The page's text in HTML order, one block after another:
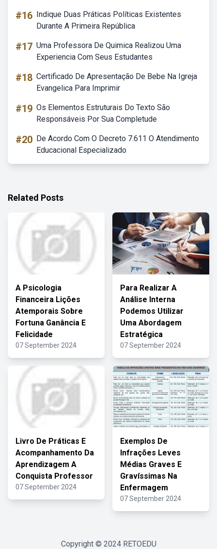
#16 Indique Duas Práticas Políticas Existentes
Durante A Primeira República
#17 Uma Professora De Quimica Realizou Uma
Experiencia Com Seus Estudantes
#18 Certificado De Apresentação De Bebe Na Igreja
Evangelica Para Imprimir
#19 Os Elementos Estruturais Do Texto São
Responsáveis Por Sua Completude
#20 De Acordo Com O Decreto 7.611 O Atendimento
Educacional Especializado
Related Posts
A Psicologia
Financeira Lições
Atemporais Sobre
Fortuna Ganância E
Felicidade
07 September 2024
Para Realizar A
Análise Interna
Podemos Utilizar
Uma Abordagem
Estratégica
07 September 2024
Livro De Práticas E
Acompanhamento Da
Aprendizagem A
Conquista Professor
07 September 2024
Exemplos De
Infrações Leves
Médias Graves E
Gravíssimas Na
Enfermagem
07 September 2024
Copyright © 2024 RETOEDU